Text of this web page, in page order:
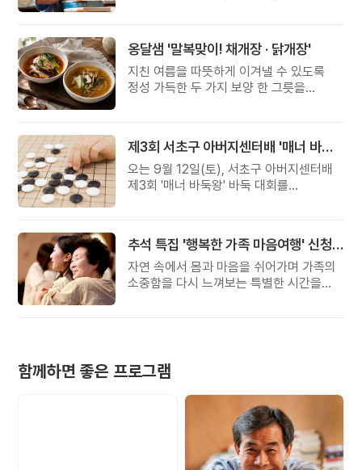
옹달샘 '말복맞이! 채개장 · 닭개장'
지친 여름을 따뜻하게 이겨낼 수 있도록
정성 가득한 두 가지 보양 한 그릇을
제3회 서초구 아버지센터배 '매너 바둑왕' 대회
오는 9월 12일(토), 서초구 아버지센터배
제3회 '매너 바둑왕' 바둑 대회를
추석 특집 '행복한 가족 마음여행' 신청 안내
자연 속에서 몸과 마음을 쉬어가며 가족의
소중함을 다시 느껴보는 특별한 시간을
함께하면 좋은 프로그램